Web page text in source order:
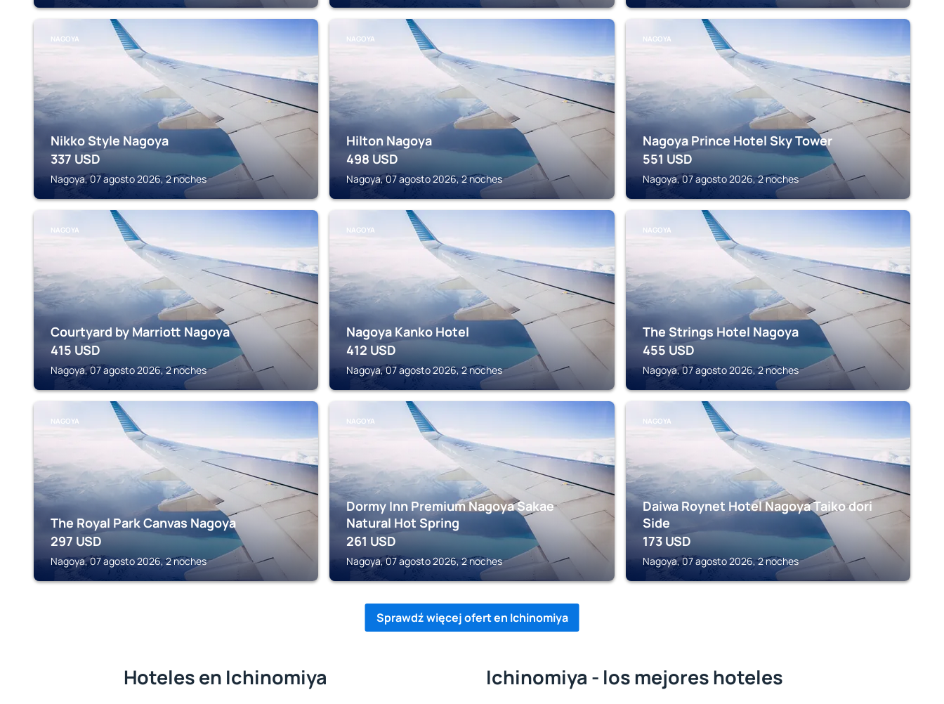
NAGOYA
Nikko Style Nagoya
337 USD
Nagoya, 07 agosto 2026, 2 noches
NAGOYA
Hilton Nagoya
498 USD
Nagoya, 07 agosto 2026, 2 noches
NAGOYA
Nagoya Prince Hotel Sky Tower
551 USD
Nagoya, 07 agosto 2026, 2 noches
NAGOYA
Courtyard by Marriott Nagoya
415 USD
Nagoya, 07 agosto 2026, 2 noches
NAGOYA
Nagoya Kanko Hotel
412 USD
Nagoya, 07 agosto 2026, 2 noches
NAGOYA
The Strings Hotel Nagoya
455 USD
Nagoya, 07 agosto 2026, 2 noches
NAGOYA
The Royal Park Canvas Nagoya
297 USD
Nagoya, 07 agosto 2026, 2 noches
NAGOYA
Dormy Inn Premium Nagoya Sakae
Natural Hot Spring
261 USD
Nagoya, 07 agosto 2026, 2 noches
NAGOYA
Daiwa Roynet Hotel Nagoya Taiko dori
Side
173 USD
Nagoya, 07 agosto 2026, 2 noches
Sprawdź więcej ofert en Ichinomiya
Hoteles en Ichinomiya Ichinomiya - los mejores hoteles